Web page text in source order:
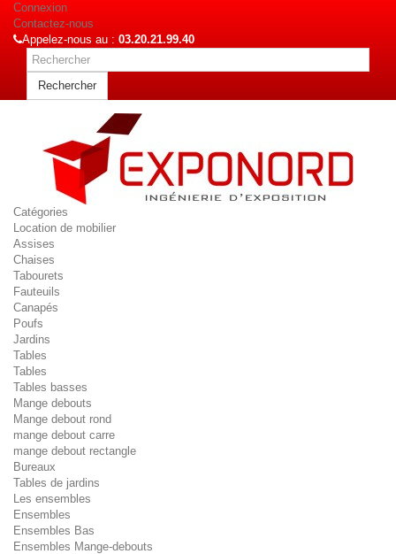
Connexion
Contactez-nous
Appelez-nous au : 03.20.21.99.40
Rechercher
Catégories
Location de mobilier
Assises
Chaises
Tabourets
Fauteuils
Canapés
Poufs
Jardins
Tables
Tables
Tables basses
Mange debouts
Mange debout rond
mange debout carre
mange debout rectangle
Bureaux
Tables de jardins
Les ensembles
Ensembles
Ensembles Bas
Ensembles Mange-debouts